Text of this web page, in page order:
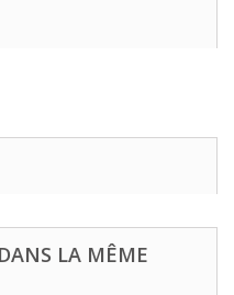
LA MÊME